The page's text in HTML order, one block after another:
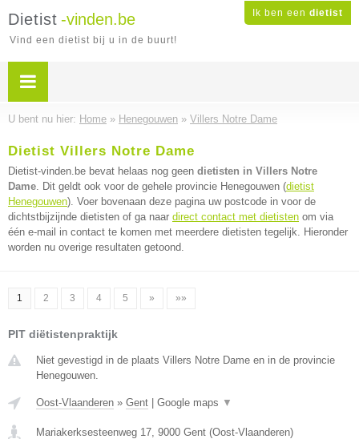
Ik ben een dietist
Dietist -vinden.be
Vind een dietist bij u in de buurt!
U bent nu hier: Home » Henegouwen » Villers Notre Dame
Dietist Villers Notre Dame
Dietist-vinden.be bevat helaas nog geen dietisten in Villers Notre
Dame. Dit geldt ook voor de gehele provincie Henegouwen (dietist
Henegouwen). Voer bovenaan deze pagina uw postcode in voor de
dichtstbijzijnde dietisten of ga naar direct contact met dietisten om via
één e-mail in contact te komen met meerdere dietisten tegelijk. Hieronder
worden nu overige resultaten getoond.
1 2 3 4 5 » »»
PIT diëtistenpraktijk
Niet gevestigd in de plaats Villers Notre Dame en in de provincie
Henegouwen.
Oost-Vlaanderen » Gent Google maps ▼
Mariakerksesteenweg 17, 9000 Gent (Oost-Vlaanderen)